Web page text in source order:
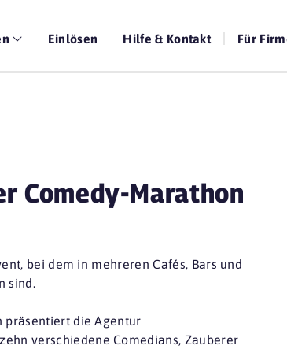
Einlösen Hilfe & Kontakt Für
Comedy-Marathon
bei dem in mehreren Cafés, Bars und
sind.
präsentiert die Agentur
verschiedene Comedians, Zauberer